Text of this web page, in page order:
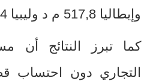
وإيطاليا 517,8 م د وليبيا
كما تبرز النتائج أن
التجاري دون احتساب